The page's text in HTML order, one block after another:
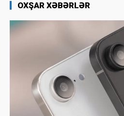
OXŞAR XƏBƏRLƏR